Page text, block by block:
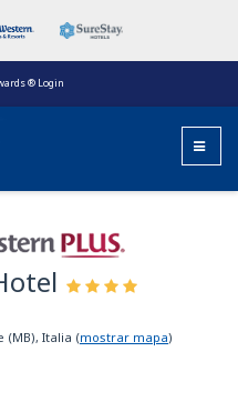
® Login
Plus
(MB), Italia (mostrar mapa)